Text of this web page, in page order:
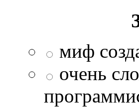
миф
очень